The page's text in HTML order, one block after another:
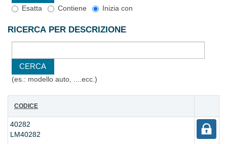
Esatta Contiene Inizia con
RICERCA PER DESCRIZIONE
(es.: modello auto, ....ecc.)
CODICE
40282
LM40282